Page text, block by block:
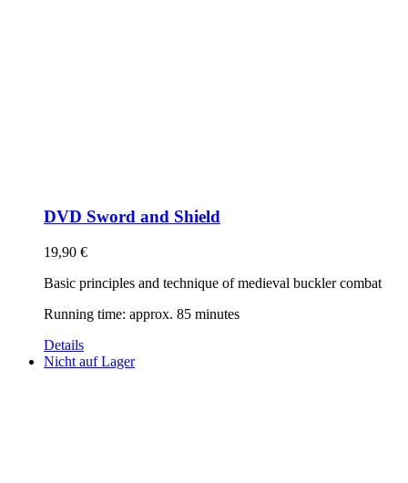
DVD Sword and Shield
19,90 €
Basic principles and technique of medieval buckler combat
Running time: approx. 85 minutes
Details
Nicht auf Lager